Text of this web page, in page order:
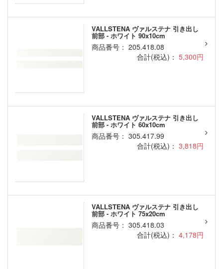
VALLSTENA ヴァルステナ 引き出し
前部 - ホワイト 90x10cm
商品番号： 205.418.08
合計(税込)： 5,300円
VALLSTENA ヴァルステナ 引き出し
前部 - ホワイト 60x10cm
商品番号： 305.417.99
合計(税込)： 3,818円
VALLSTENA ヴァルステナ 引き出し
前部 - ホワイト 75x20cm
商品番号： 305.418.03
合計(税込)： 4,178円